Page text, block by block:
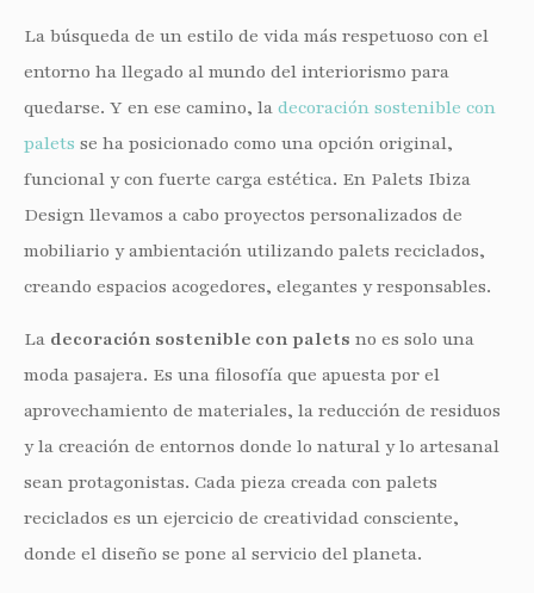
La búsqueda de un estilo de vida más respetuoso con el
entorno ha llegado al mundo del interiorismo para
quedarse. Y en ese camino, la decoración sostenible con
palets se ha posicionado como una opción original,
funcional y con fuerte carga estética. En Palets Ibiza
Design llevamos a cabo proyectos personalizados de
mobiliario y ambientación utilizando palets reciclados,
creando espacios acogedores, elegantes y responsables.
La decoración sostenible con palets no es solo una
moda pasajera. Es una filosofía que apuesta por el
aprovechamiento de materiales, la reducción de residuos
y la creación de entornos donde lo natural y lo artesanal
sean protagonistas. Cada pieza creada con palets
reciclados es un ejercicio de creatividad consciente,
donde el diseño se pone al servicio del planeta.